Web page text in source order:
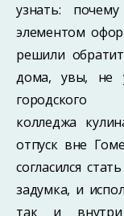
узнать:
элементом
решили
дома, увы, не
городского
колледжа
отпуск вне
согласился
задумка, и
так и внутри